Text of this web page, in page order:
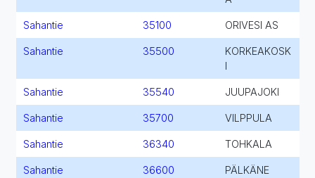
Sahantie 35100 ORIVESI AS
Sahantie 35500
KORKEAKOSK
Sahantie 35540 JUUPAJOKI
Sahantie 35700 VILPPULA
Sahantie 36340 TOHKALA
Sahantie 36600 PÄLKÄNE